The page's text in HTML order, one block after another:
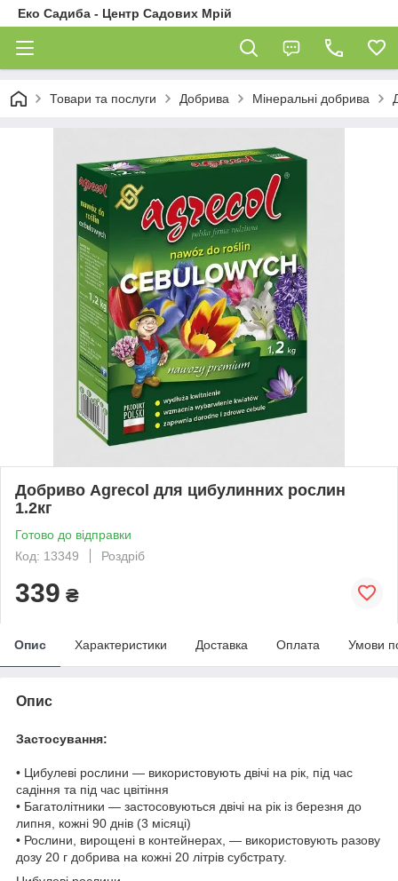
Еко Садиба - Центр Садових Мрій
Товари та послуги Добрива Мінеральні добрива
Добриво Agrecol для цибулинних рослин
1.2кг
Готово до відправки
Код: 13349
Роздріб
339 ₴
Опис Характеристики Доставка Оплата Умови
Опис
Застосування:
• Цибулеві рослини — використовують двічі на рік, під час
садіння та під час цвітіння
• Багатолітники — застосовуються двічі на рік із березня до
липня, кожні 90 днів (3 місяці)
• Рослини, вирощені в контейнерах, — використовують разову
дозу 20 г добрива на кожні 20 літрів субстрату.